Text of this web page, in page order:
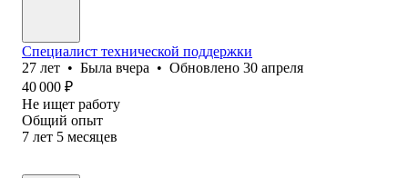
Специалист технической поддержки
27 лет • Была вчера • Обновлено 30 апреля
40 000 ₽
Не ищет работу
Общий опыт
7 лет 5 месяцев